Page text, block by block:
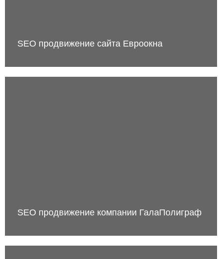
SEO продвижение сайта Евроокна
SEO продвижение компании ГалаПолиграф